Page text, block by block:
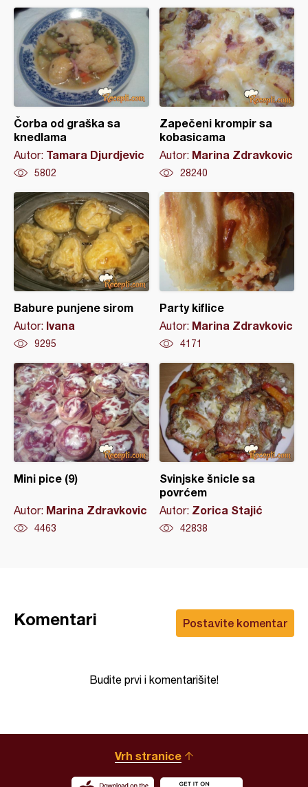
Čorba od graška sa
knedlama
Autor: Tamara Djurdjevic
5802
Zapečeni krompir sa
kobasicama
Autor: Marina Zdravkovic
28240
Babure punjene sirom
Autor: Ivana
9295
Party kiflice
Autor: Marina Zdravkovic
4171
Mini pice (9)
Autor: Marina Zdravkovic
4463
Svinjske šnicle sa
povrćem
Autor: Zorica Stajić
42838
Postavite komentar
Komentari
Budite prvi i komentarišite!
Vrh stranice